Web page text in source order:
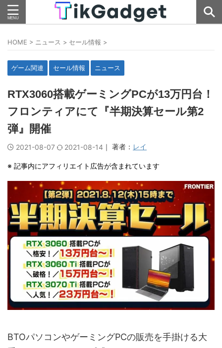
HOME > ニュース > セール情報 >
ゲーム関連 セール情報 ニュース
RTX3060搭載ゲーミングPCが13万円台！
フロンティアにて『半期決算セール第2
弾』開催
2021-08-07 2021-08-14 ｜ 著者： レイ
※ 記事内にアフィリエイト広告が含まれています
BTOパソコンやゲーミングPCの販売を手掛ける大